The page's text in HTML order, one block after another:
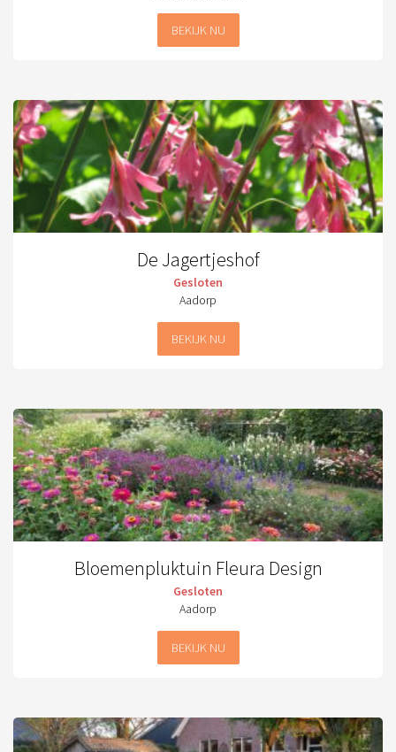
BEKIJK NU
De Jagertjeshof
Gesloten
Aadorp
BEKIJK NU
Bloemenpluktuin Fleura Design
Gesloten
Aadorp
BEKIJK NU